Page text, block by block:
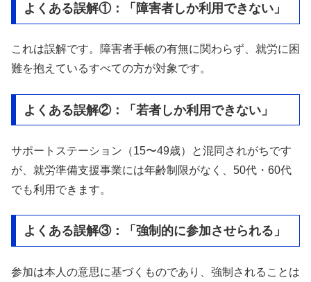
よくある誤解①：「障害者しか利用できない」
これは誤解です。障害者手帳の有無に関わらず、就労に困
難を抱えているすべての方が対象です。
よくある誤解②：「若者しか利用できない」
サポートステーション（15〜49歳）と混同されがちです
が、就労準備支援事業には年齢制限がなく、50代・60代
でも利用できます。
よくある誤解③：「強制的に参加させられる」
参加は本人の意思に基づくものであり、強制されることは